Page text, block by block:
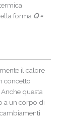
forma Q =
il calore
concetto
Anche questa
a un corpo di